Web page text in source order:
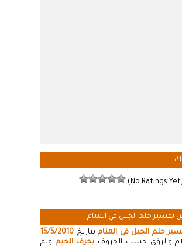
(No Ratings
تفسير حلم الجبل في المنام
حلم الجبل في المنام بتاريخ 15/5/2010
والرؤى حسب الحروف بحرف الجيم وتم